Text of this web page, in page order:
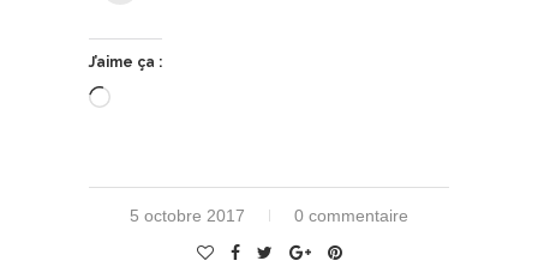
J’aime ça :
Chargement…
5 octobre 2017 0 commentaire